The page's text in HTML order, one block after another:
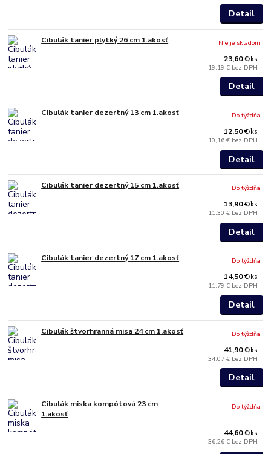
Detail
Cibulák tanier plytký 26 cm 1.akosť
23,60 €/ks
19,19 € bez DPH
Nie je skladom
Detail
Cibulák tanier dezertný 13 cm 1.akosť
12,50 €/ks
10,16 € bez DPH
Do týždňa
Detail
Cibulák tanier dezertný 15 cm 1.akosť
13,90 €/ks
11,30 € bez DPH
Do týždňa
Detail
Cibulák tanier dezertný 17 cm 1.akosť
14,50 €/ks
11,79 € bez DPH
Do týždňa
Detail
Cibulák štvorhranná misa 24 cm 1.akosť
41,90 €/ks
34,07 € bez DPH
Do týždňa
Detail
Cibulák miska kompótová 23 cm
1.akosť
44,60 €/ks
36,26 € bez DPH
Do týždňa